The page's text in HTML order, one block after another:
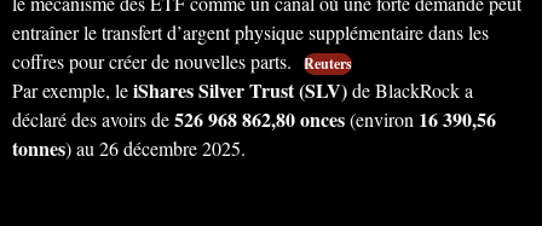
entraîner le transfert d’argent physique supplémentaire dans les
coffres pour créer de nouvelles parts.
Reuters
Par exemple, leiShares Silver Trust (SLV)de BlackRock a
déclaré des avoirs de526 968 862,80 onces(environ 16 390,56
tonnes) au 26 décembre 2025.